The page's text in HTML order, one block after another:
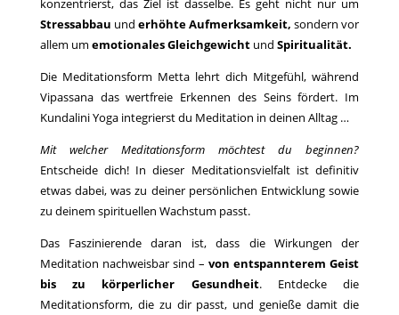
konzentrierst, das Ziel ist dasselbe. Es geht nicht nur um
Stressabbau und erhöhte Aufmerksamkeit,sondern vor
allem um emotionales Gleichgewicht und Spiritualität.
Die Meditationsform Metta lehrt dich Mitgefühl, während
Vipassana das wertfreie Erkennen des Seins fördert. Im
Kundalini Yoga integrierst du Meditation in deinen Alltag …
Mit welcher Meditationsform möchtest du beginnen?
Entscheide dich! In dieser Meditationsvielfalt ist definitiv
etwas dabei, was zu deiner persönlichen Entwicklung sowie
zu deinem spirituellen Wachstum passt.
Das Faszinierende daran ist, dass die Wirkungen der
Meditation nachweisbar sind –von entspannterem Geist
bis zu körperlicher Gesundheit. Entdecke die
Meditationsform, die zu dir passt, und genieße damit die